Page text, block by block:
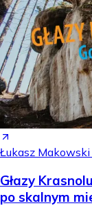
Łukasz Makowski
Głazy
po skalnym